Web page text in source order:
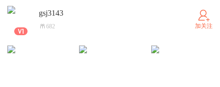
gsj3143
682 加关注